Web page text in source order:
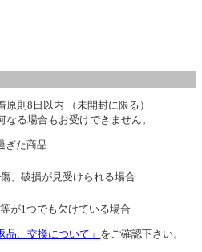
則8日以内 （未開封に限る）
る場合もお受けできません。
ぎた商品
、破損が見受けられる場合
が1つでも欠けている場合
品、交換について」 をご確認下さい。